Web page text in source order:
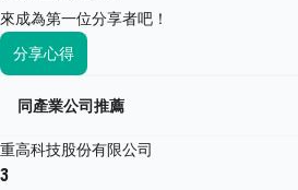
來成為第一位分享者吧！
分享心得
同產業公司推薦
重高科技股份有限公司
3